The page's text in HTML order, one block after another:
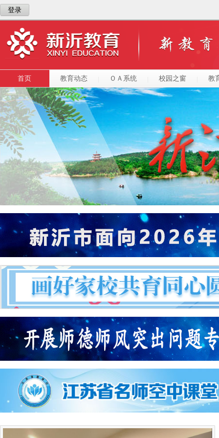
登录
首页 教育动态 ＯＡ系统 校园之窗 教